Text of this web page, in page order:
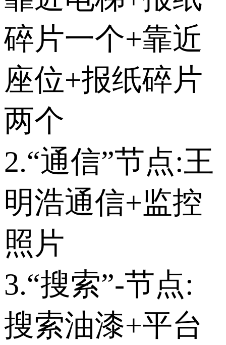
碎片一个+靠近
座位+报纸碎片
两个
2.“通信”节点:王
明浩通信+监控
照片
3.“搜索”-节点:
搜索油漆+平台